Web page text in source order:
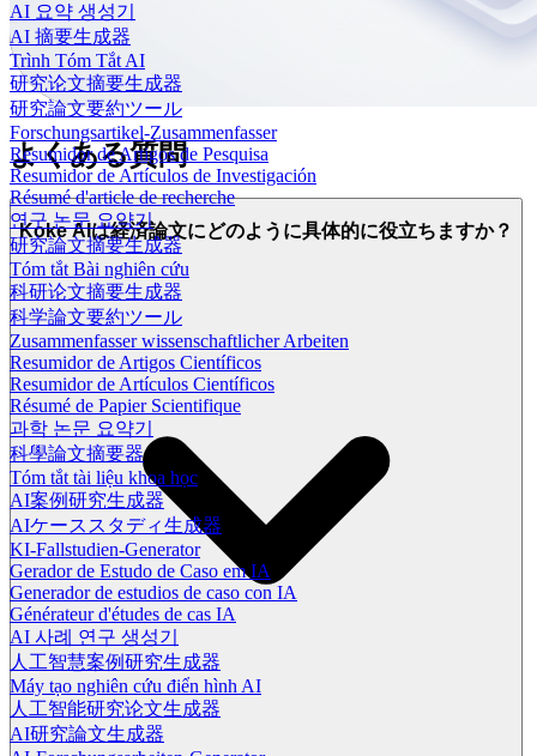
AI 요약 생성기
AI 摘要生成器
Trình Tóm Tắt AI
研究论文摘要生成器
研究論文要約ツール
Forschungsartikel-Zusammenfasser
Resumidor de Artigos de Pesquisa
Resumidor de Artículos de Investigación
Résumé d'article de recherche
연구 논문 요약기
研究論文摘要生成器
Tóm tắt Bài nghiên cứu
科研论文摘要生成器
科学論文要約ツール
Zusammenfasser wissenschaftlicher Arbeiten
Resumidor de Artigos Científicos
Resumidor de Artículos Científicos
Résumé de Papier Scientifique
과학 논문 요약기
科學論文摘要器
Tóm tắt tài liệu khoa học
AI案例研究生成器
AIケーススタディ生成器
KI-Fallstudien-Generator
Gerador de Estudo de Caso em IA
Generador de estudios de caso con IA
Générateur d'études de cas IA
AI 사례 연구 생성기
人工智慧案例研究生成器
Máy tạo nghiên cứu điển hình AI
人工智能研究论文生成器
AI研究論文生成器
よくある質問
Koke AIは経済論文にどのように具体的に役立ちますか？